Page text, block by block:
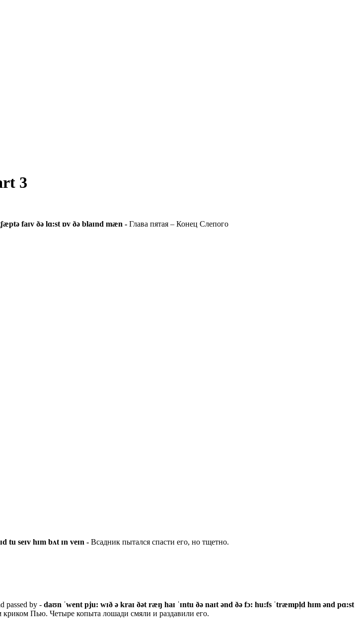
3
faɪv ðə lɑ:st ɒv ðə blaɪnd mæn - Глава пятая – Конец Слепого
tu seɪv hɪm bʌt ɪn veɪn - Всадник пытался спасти его, но тщетно.
passed by - daʊn ˈwent pju: wɪð ə kraɪ ðət ræŋ haɪ ˈɪntu ðə naɪt ənd ðə fɔ: hu:fs ˈtræmpl̩d hɪm ənd pɑ:st
Пью. Четыре копыта лошади смяли и раздавили его.